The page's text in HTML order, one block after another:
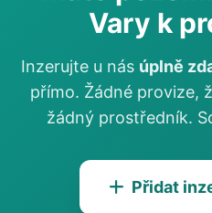
Vary k
Inzerujte u nás úplně
přímo. Žádné provize,
žádný prostředník.
Přidat